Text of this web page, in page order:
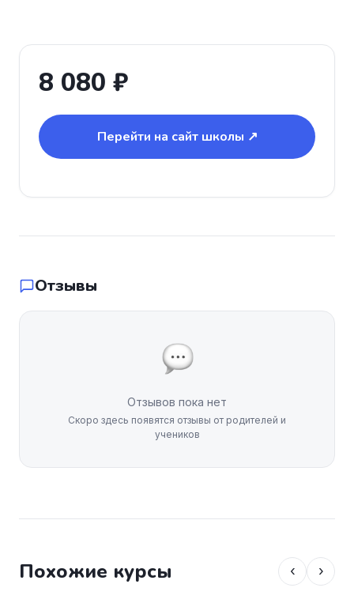
8 080 ₽
Перейти на сайт школы ↗
Отзывы
Отзывов пока нет
Скоро здесь появятся отзывы от родителей и
учеников
Похожие курсы ‹ ›